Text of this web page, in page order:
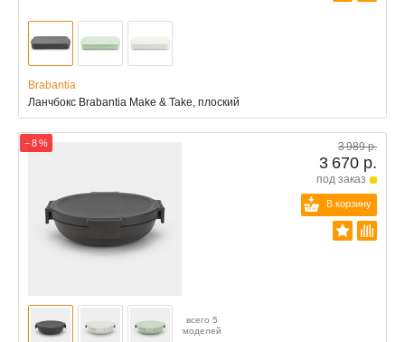
Brabantia
Ланчбокс Brabantia Make & Take, плоский
− 8 % 3 989 р.
3 670 р.
под заказ
В корзину
всего 5
моделей